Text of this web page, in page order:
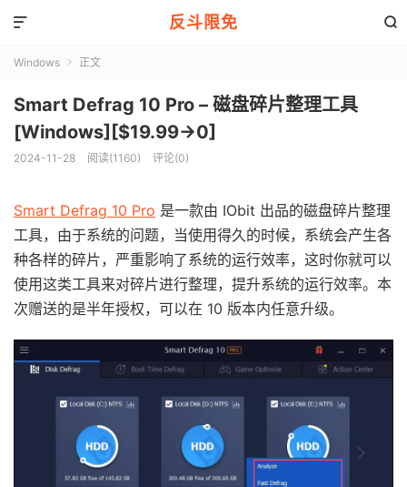
反斗限免 

Windows  正文
Smart Defrag 10 Pro – 磁盘碎片整理工具
[Windows][$19.99→0]
2024-11-28 阅读(1160) 评论(0)
Smart Defrag 10 Pro 是一款由 IObit 出品的磁盘碎片整理
工具，由于系统的问题，当使用得久的时候，系统会产生各
种各样的碎片，严重影响了系统的运行效率，这时你就可以
使用这类工具来对碎片进行整理，提升系统的运行效率。本
次赠送的是半年授权，可以在 10 版本内任意升级。